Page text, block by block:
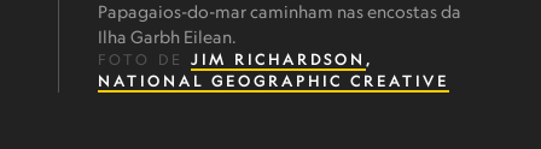
Papagaios-do-mar caminham nas encostas da
Ilha Garbh Eilean.
FOTO DE JIM RICHARDSON ,
NATIONAL GEOGRAPHIC CREATIVE